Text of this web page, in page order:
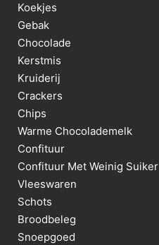
Koekjes
Gebak
Chocolade
Kerstmis
Kruiderij
Crackers
Chips
Warme Chocolademelk
Confituur
Confituur Met Weinig Suiker
Vleeswaren
Schots
Broodbeleg
Snoepgoed